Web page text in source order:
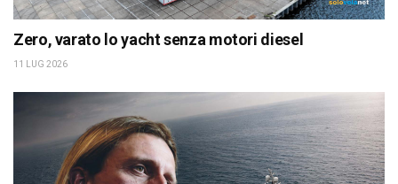
Zero, varato lo yacht senza motori diesel
11 LUG 2026